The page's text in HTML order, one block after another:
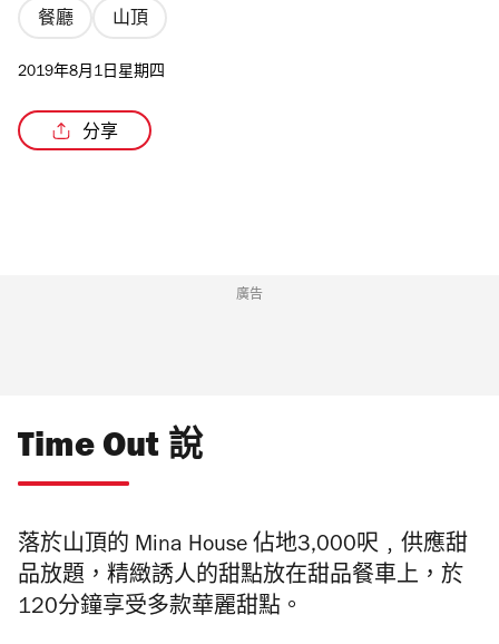
餐廳 山頂
2019年8月1日星期四
分享
廣告
Time Out 說
落於山頂的 Mina House 佔地3,000呎﹐ 供應甜
品放題，精緻誘人的甜點放在甜品餐車上， 於
120分鐘享受多款華麗甜點。